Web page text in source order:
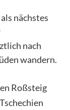
nächstes
nach
wandern.
Roßsteig